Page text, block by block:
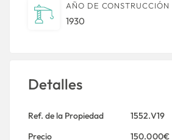
AÑO DE CONSTRUCCIÓN
1930
Detalles
Ref. de la Propiedad
1552.V19
Precio
150.000€